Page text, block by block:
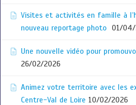
Visites et activités en famille à
nouveau reportage photo
01/
Une nouvelle vidéo pour
26/02/2026
Animez votre territoire avec les
Centre-Val de Loire 10/02/2026